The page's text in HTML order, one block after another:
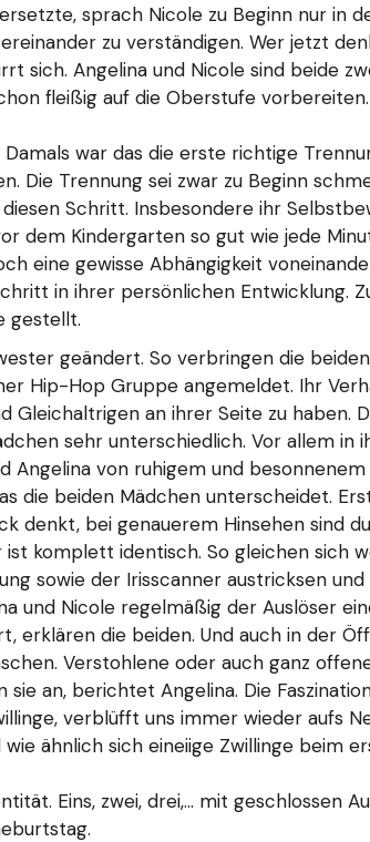
sprach Nicole zu Beginn nur in
zu verständigen. Wer jetzt
sich. Angelina und Nicole sind beide
fleißig auf die Oberstufe
war das die erste richtige
Die Trennung sei zwar zu Beginn
Schritt. Insbesondere ihr
dem Kindergarten so gut wie jede
eine gewisse Abhängigkeit
in ihrer persönlichen Entwicklung.
gestellt.
geändert. So verbringen die
Hip-Hop Gruppe angemeldet. Ihr
Gleichaltrigen an ihrer Seite zu
sehr unterschiedlich. Vor allem in
Angelina von ruhigem und
die beiden Mädchen unterscheidet.
denkt, bei genauerem Hinsehen sind
komplett identisch. So gleichen sich
sowie der Irisscanner austricksen
und Nicole regelmäßig der Auslöser
erklären die beiden. Und auch in der
Verstohlene oder auch ganz
an, berichtet Angelina. Die
verblüfft uns immer wieder aufs
ähnlich sich eineiige Zwillinge beim
Eins, zwei, drei,… mit geschlossen